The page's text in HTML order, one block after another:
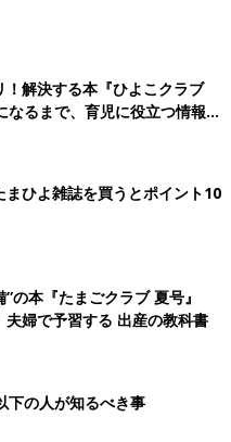
解決する本『ひよこクラブ
るまで、育児に役立つ情報が
まひよ雑誌を買うとポイント10
の本『たまごクラブ 夏号』
夫婦で予習する 出産の教科書
下の人が知るべき事